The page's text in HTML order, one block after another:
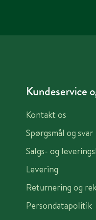
Kundeservice
Kontakt os
Spørgsmål og svar
Salgs- og
Levering
Returnering og
Persondatapolitik